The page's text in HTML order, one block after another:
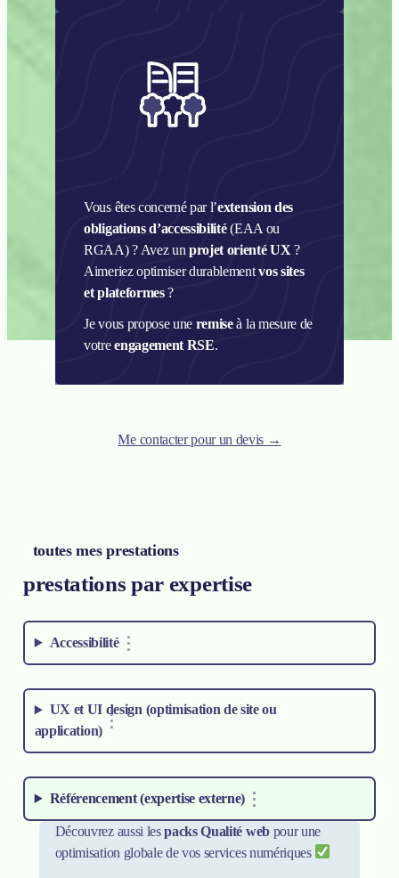
Vous êtes concerné par l’extension des
obligations d’accessibilité(EAA ou
RGAA) ? Avez un projet orienté UX ?
Aimeriez optimiser durablementvos sites
et plateformes?
Je vous propose une remiseà la mesure de
votreengagement RSE.
Me contacter pour un devis →
toutes mes prestations
prestations par expertise
Accessibilité
UX et UI design (optimisation de site ou
application)
Référencement (expertise externe)
Découvrez aussi lespacks Qualité webpour une
optimisation globale de vos services numériques